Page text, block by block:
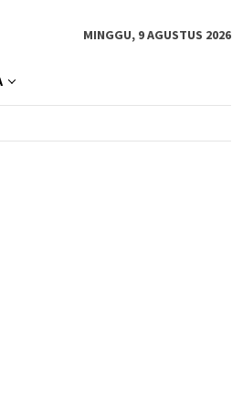
MINGGU, 9 AGUSTUS 2026